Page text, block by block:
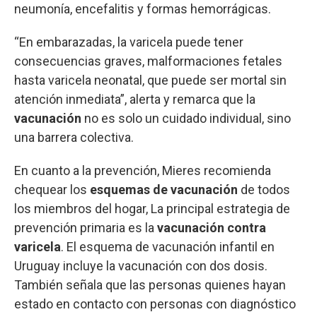
neumonía, encefalitis y formas hemorrágicas.
“En embarazadas, la varicela puede tener
consecuencias graves, malformaciones fetales
hasta varicela neonatal, que puede ser mortal sin
atención inmediata”, alerta y remarca que la
vacunación no es solo un cuidado individual, sino
una barrera colectiva.
En cuanto a la prevención, Mieres recomienda
chequear los esquemas de vacunación de todos
los miembros del hogar, La principal estrategia de
prevención primaria es la vacunación contra
varicela. El esquema de vacunación infantil en
Uruguay incluye la vacunación con dos dosis.
También señala que las personas quienes hayan
estado en contacto con personas con diagnóstico